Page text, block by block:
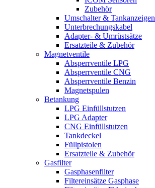
Zubehör
Umschalter & Tankanzeigen
Unterbrechungskabel
Adapter- & Umrüstsätze
Ersatzteile & Zubehör
Magnetventile
Absperrventile LPG
Absperrventile CNG
Absperrventile Benzin
Magnetspulen
Betankung
LPG Einfüllstutzen
LPG Adapter
CNG Einfüllstutzen
Tankdeckel
Füllpistolen
Ersatzteile & Zubehör
Gasfilter
Gasphasenfilter
Filtereinsätze Gasphase